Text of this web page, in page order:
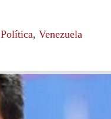
Política, Venezuela